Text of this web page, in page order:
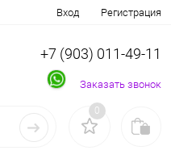
Вход Регистрация
+7 (903) 011-49-11
Заказать звонок
0